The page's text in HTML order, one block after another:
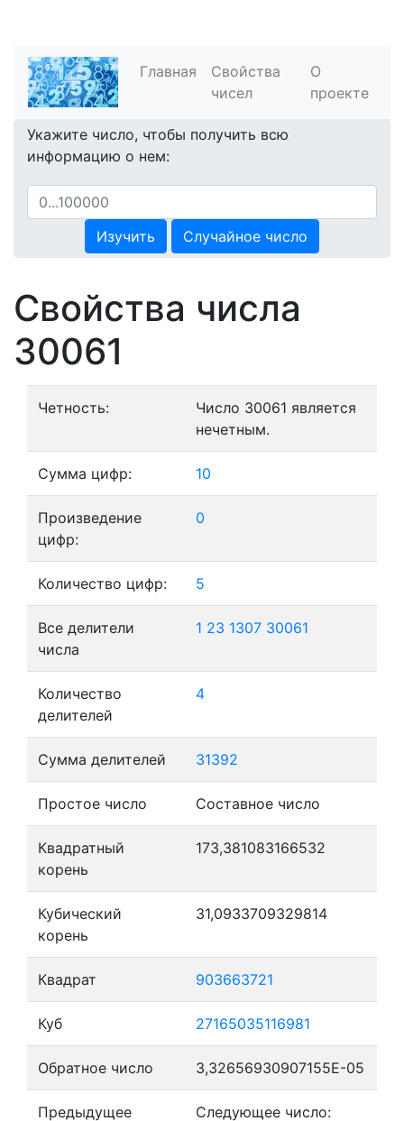
Главная
Свойства
чисел
О
проекте
Укажите число, чтобы получить всю
информацию о нем:
Изучить Случайное число
Свойства числа
30061
Четность:
Число 30061 является
нечетным.
Сумма цифр: 10
Произведение
цифр:
0
Количество цифр: 5
Все делители
числа
1 23 1307 30061
Количество
делителей
4
Сумма делителей 31392
Простое число Составное число
Квадратный
корень
173,381083166532
Кубический
корень
31,0933709329814
Квадрат 903663721
Куб 27165035116981
Обратное число 3,32656930907155E-05
Предыдущее
Следующее число: